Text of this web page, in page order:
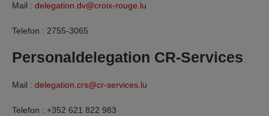
Mail : delegation.dv@croix-rouge.lu
Telefon : 2755-3065
Personaldelegation CR-Services
Mail : delegation.crs@cr-services.lu
Telefon : +352 621 822 983